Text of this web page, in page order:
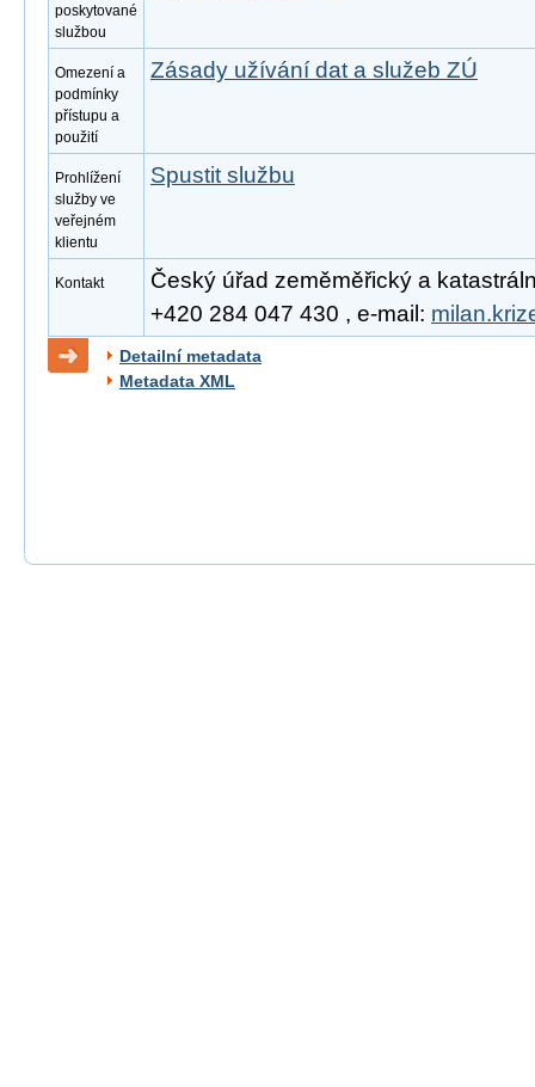
poskytované
službou
Omezení a
podmínky
přístupu a
použití
Zásady užívání dat a služeb ZÚ
Prohlížení
služby ve
veřejném
klientu
Spustit službu
Kontakt
Český úřad zeměměřický a
+420 284 047 430 , e-mail:
Detailní metadata
Metadata XML